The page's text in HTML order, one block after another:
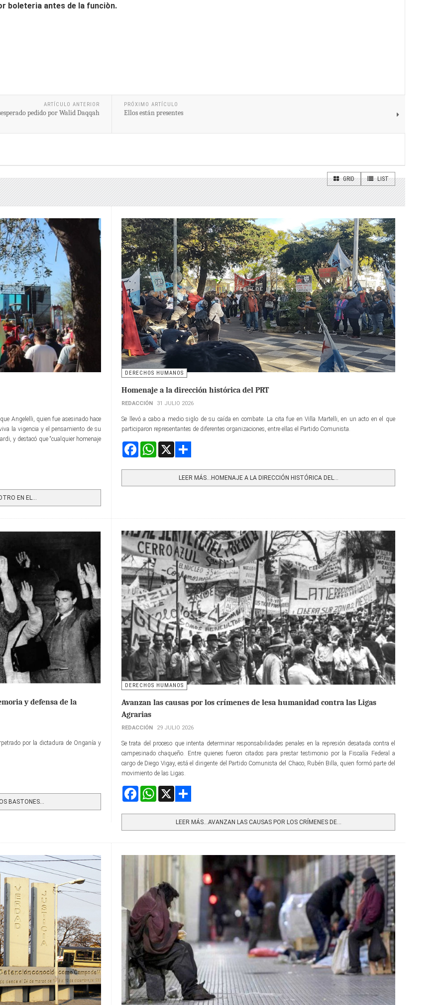
boleteria antes de la funciòn.
ARTÍCULO ANTERIOR
pedido por Walid Daqqah
PRÓXIMO ARTÍCULO
Ellos están presentes
GRID LIST
Angelelli, quien fue asesinado hace
la vigencia y el pensamiento de su
y destacó que “cualquier homenaje
EN EL...
DERECHOS HUMANOS
Homenaje a la dirección histórica del PRT
REDACCIÓN 31 JULIO 2026
Se llevó a cabo a medio siglo de su caída en combate. La cita fue en Villa Martelli, en un acto en el que
participaron representantes de diferentes organizaciones, entre ellas el Partido Comunista.
FacebookWhatsApp
LEER MÁS…HOMENAJE A LA DIRECCIÓN HISTÓRICA DEL...
y defensa de la
por la dictadura de Onganía y
BASTONES...
DERECHOS HUMANOS
Avanzan las causas por los crímenes de lesa humanidad contra las Ligas
Agrarias
REDACCIÓN 29 JULIO 2026
Se trata del proceso que intenta determinar responsabilidades penales en la represión desatada contra el
campesinado chaqueño. Entre quienes fueron citados para prestar testimonio por la Fiscalía Federal a
cargo de Diego Vigay, está el dirigente del Partido Comunista del Chaco, Rubén Billa, quien formó parte del
movimiento de las Ligas.
FacebookWhatsApp
LEER MÁS…AVANZAN LAS CAUSAS POR LOS CRÍMENES DE...